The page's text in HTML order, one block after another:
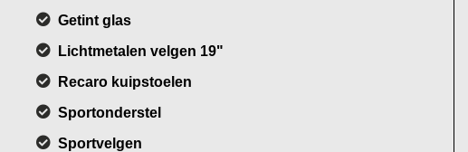
Getint glas
Lichtmetalen velgen 19"
Recaro kuipstoelen
Sportonderstel
Sportvelgen